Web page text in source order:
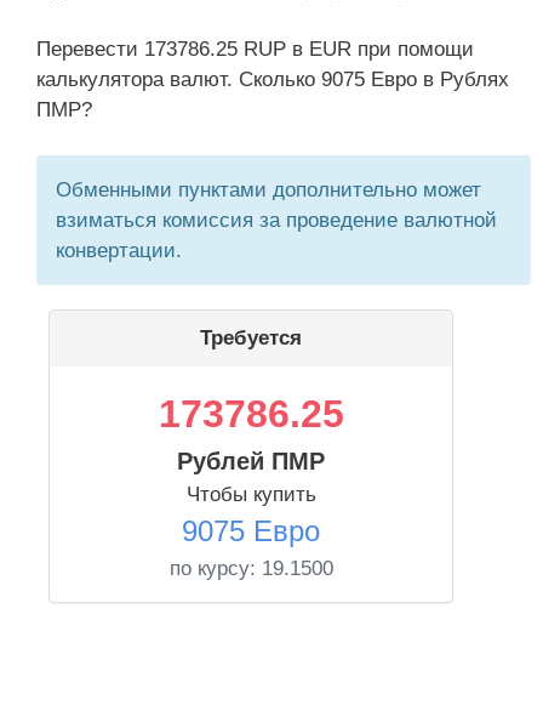
Перевести 173786.25 RUP в EUR при помощи
калькулятора валют. Сколько 9075 Евро в Рублях
ПМР?
Обменными пунктами дополнительно может
взиматься комиссия за проведение валютной
конвертации.
Требуется
173786.25
Рублей ПМР
Чтобы купить
9075 Евро
по курсу: 19.1500